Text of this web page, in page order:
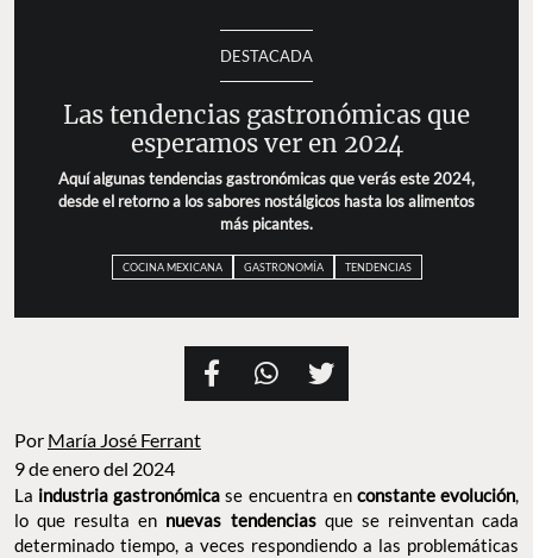
DESTACADA
Las tendencias gastronómicas que
esperamos ver en 2024
Aquí algunas tendencias gastronómicas que verás este 2024,
desde el retorno a los sabores nostálgicos hasta los alimentos
más picantes.
COCINA MEXICANA GASTRONOMÍA TENDENCIAS
Por María José Ferrant
9 de enero del 2024
La industria gastronómica se encuentra en constante evolución,
lo que resulta en nuevas tendencias que se reinventan cada
determinado tiempo, a veces respondiendo a las problemáticas